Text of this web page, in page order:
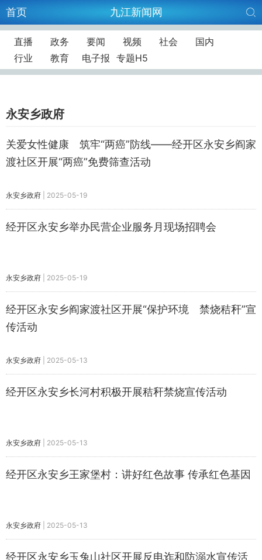
首页 九江新闻网
直播 政务 要闻 视频 社会
国内
行业
教育 电子报 专题H5
永安乡政府
关爱女性健康 筑牢“两癌”防线——经开区永安乡阎家
渡社区开展“两癌”免费筛查活动
永安乡政府 2025-05-19
经开区永安乡举办民营企业服务月现场招聘会
永安乡政府 2025-05-19
经开区永安乡阎家渡社区开展“保护环境 禁烧秸秆”宣
传活动
永安乡政府 2025-05-13
经开区永安乡长河村积极开展秸秆禁烧宣传活动
永安乡政府 2025-05-13
经开区永安乡王家堡村：讲好红色故事 传承红色基因
永安乡政府 2025-05-13
经开区永安乡玉兔山社区开展反电诈和防溺水宣传活